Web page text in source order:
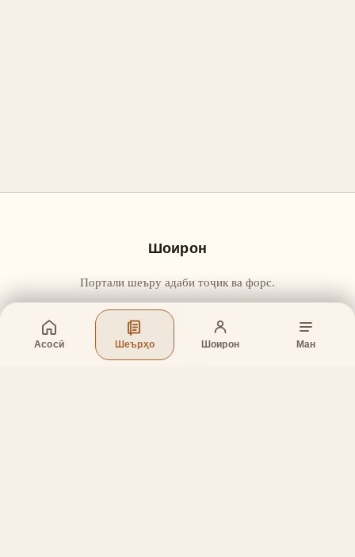
Асосӣ Шеърҳо Шоирон Ман
Шоирон
Портали шеъру адаби тоҷик ва форс.